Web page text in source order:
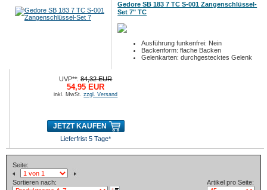
Gedore SB 183 7 TC S-001 Zangenschlüssel-
Set 7" TC
Ausführung funkenfrei: Nein
Backenform: flache Backen
Gelenkarten: durchgestecktes Gelenk
UVP**:84,32 EUR
54,95 EUR
inkl. MwSt.zzgl. Versand
JETZT KAUFEN
Lieferfrist 5 Tage*
Seite:
Sortieren nach: Artikel pro Seite: